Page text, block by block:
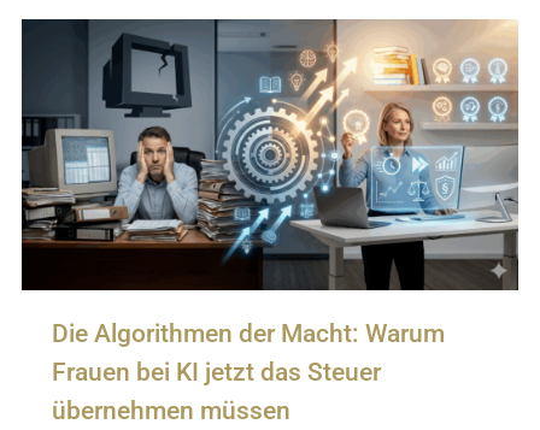
Die Algorithmen der Macht: Warum
Frauen bei KI jetzt das Steuer
übernehmen müssen